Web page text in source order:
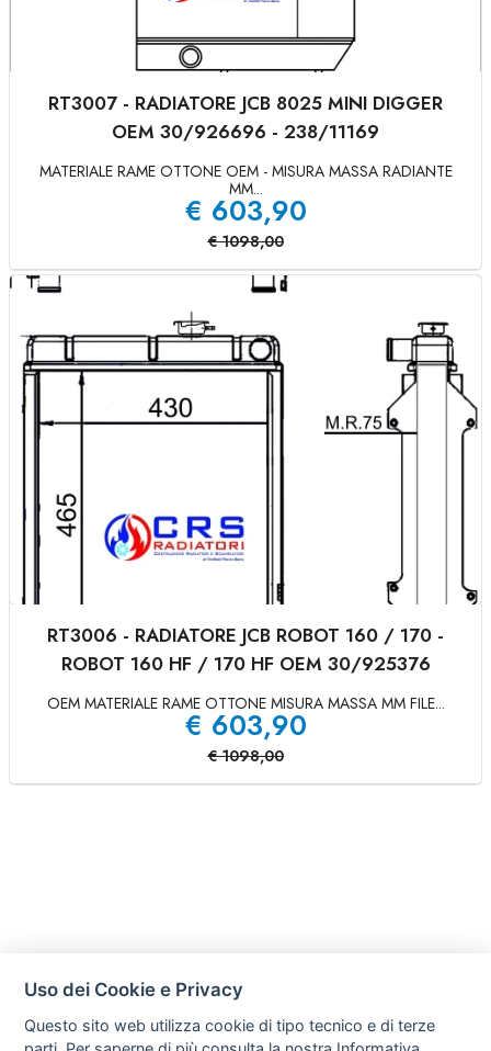
RT3007 - RADIATORE JCB 8025 MINI DIGGER
OEM 30/926696 - 238/11169
MATERIALE RAME OTTONE OEM - MISURA MASSA RADIANTE
MM...
€ 603,90
€ 1098,00
RT3006 - RADIATORE JCB ROBOT 160 / 170 -
ROBOT 160 HF / 170 HF OEM 30/925376
OEM MATERIALE RAME OTTONE MISURA MASSA MM FILE...
€ 603,90
€ 1098,00
Uso dei Cookie e Privacy
Questo sito web utilizza cookie di tipo tecnico e di terze